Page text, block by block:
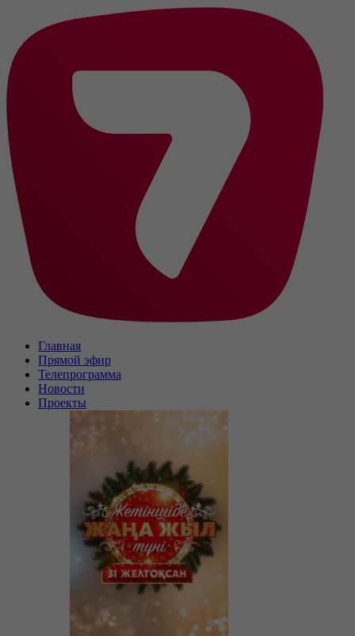
Главная
Прямой эфир
Телепрограмма
Новости
Проекты